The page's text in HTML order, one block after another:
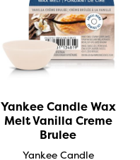
Yankee Candle Wax
Melt Vanilla Creme
Brulee
Yankee Candle